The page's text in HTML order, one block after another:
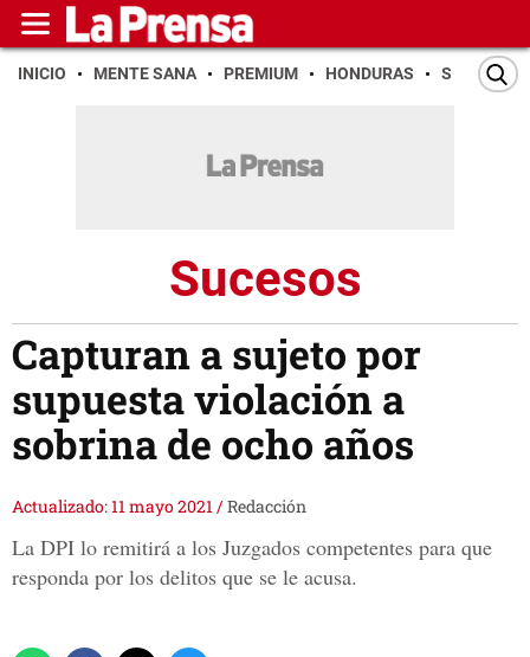
INICIO MENTE SANA PREMIUM HONDURAS SAN PEDRO
Sucesos
Capturan a sujeto por
supuesta violación a
sobrina de ocho años
Actualizado: 11 mayo 2021/Redacción
La DPI lo remitirá a los Juzgados competentes para que
responda por los delitos que se le acusa.